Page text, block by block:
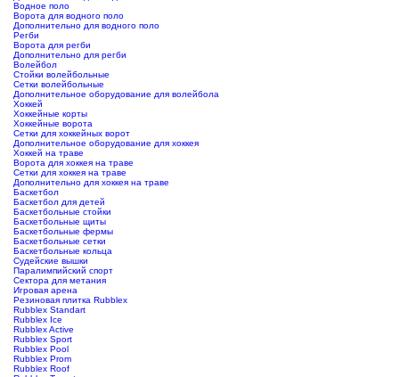
Водное поло
Ворота для водного поло
Дополнительно для водного поло
Регби
Ворота для регби
Дополнительно для регби
Волейбол
Стойки волейбольные
Сетки волейбольные
Дополнительное оборудование для волейбола
Хоккей
Хоккейные корты
Хоккейные ворота
Сетки для хоккейных ворот
Дополнительное оборудование для хоккея
Хоккей на траве
Ворота для хоккея на траве
Сетки для хоккея на траве
Дополнительно для хоккея на траве
Баскетбол
Баскетбол для детей
Баскетбольные стойки
Баскетбольные щиты
Баскетбольные фермы
Баскетбольные сетки
Баскетбольные кольца
Судейские вышки
Паралимпийский спорт
Сектора для метания
Игровая арена
Резиновая плитка Rubblex
Rubblex Standart
Rubblex Ice
Rubblex Active
Rubblex Sport
Rubblex Pool
Rubblex Prom
Rubblex Roof